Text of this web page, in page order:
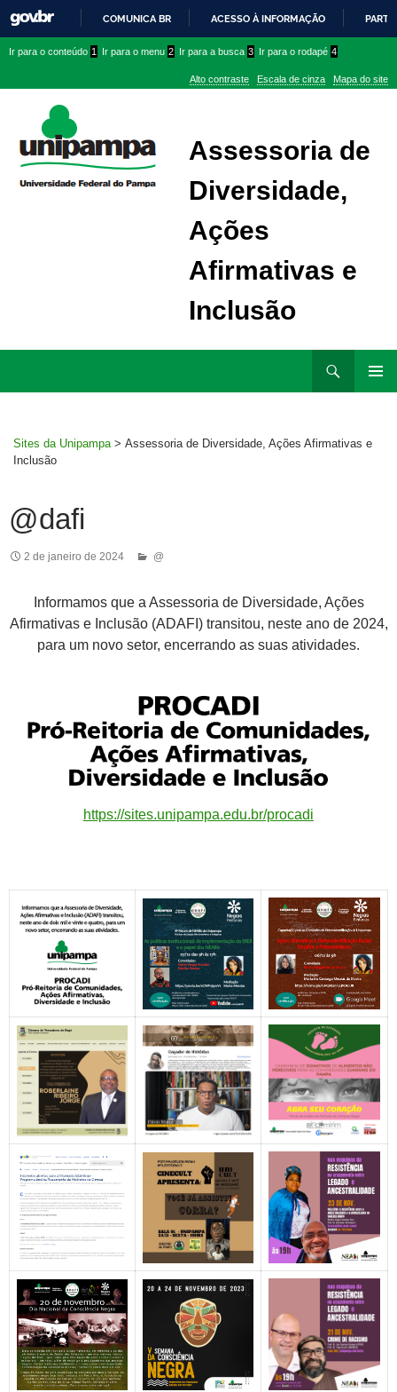
PARA
CONTEÚDO
COMUNICA BR ACESSO À INFORMAÇÃO
conteúdo
menu
superior
menu
Ir para o conteúdo 1 Ir para o menu 2 Ir para a busca 3 Ir para o rodapé 4
Alto contraste Escala de cinza Mapa do site
Assessoria de
Diversidade,
Ações
Afirmativas e
Inclusão
Sites da Unipampa > Assessoria de Diversidade, Ações Afirmativas e
Inclusão
@dafi
2 de janeiro de 2024 @
Informamos que a Assessoria de Diversidade, Ações
Afirmativas e Inclusão (ADAFI) transitou, neste ano de 2024,
para um novo setor, encerrando as suas atividades.
https://sites.unipampa.edu.br/procadi